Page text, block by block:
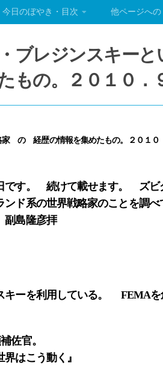
今日のぼやき・目次 他ページへ
ブレジンスキーと
の。２０１０．
家 の 経歴の情報を集めたもの。２０１０
です。 続けて載せます。 ズビ
ド系の世界戦略家のことを調
副島隆彦拝
キーを利用している。 FEMAを
佐官。
はこう動く』